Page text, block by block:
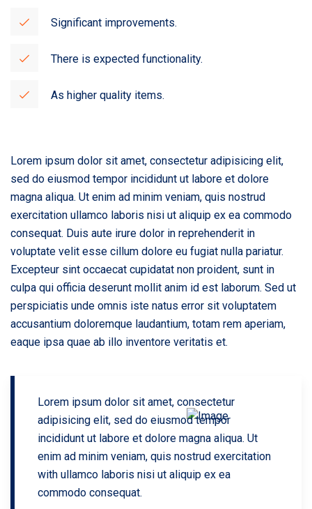
Significant improvements.
There is expected functionality.
As higher quality items.
Lorem ipsum dolor sit amet, consectetur adipisicing elit,
sed do eiusmod tempor incididunt ut labore et dolore
magna aliqua. Ut enim ad minim veniam, quis nostrud
exercitation ullamco laboris nisi ut aliquip ex ea commodo
consequat. Duis aute irure dolor in reprehenderit in
voluptate velit esse cillum dolore eu fugiat nulla pariatur.
Excepteur sint occaecat cupidatat non proident, sunt in
culpa qui officia deserunt mollit anim id est laborum. Sed ut
perspiciatis unde omnis iste natus error sit voluptatem
accusantium doloremque laudantium, totam rem aperiam,
eaque ipsa quae ab illo inventore veritatis et.
Lorem ipsum dolor sit amet, consectetur
adipisicing elit, sed do eiusmod tempor
incididunt ut labore et dolore magna aliqua. Ut
enim ad minim veniam, quis nostrud exercitation
with ullamco laboris nisi ut aliquip ex ea
commodo consequat.